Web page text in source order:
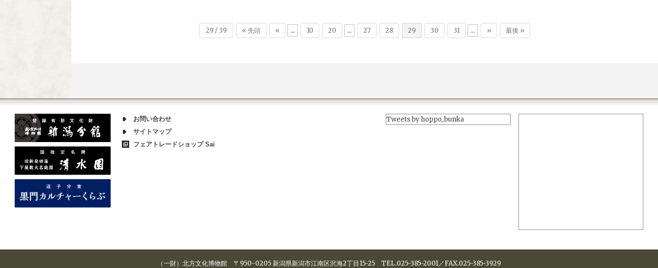
29 / 39 « 先頭 « ... 10 20 ... 27 28 29 30 31 ... » 最後 »
お問い合わせ
サイトマップ
フェアトレードショップ Sai
Tweets by hoppo_bunka
（一財）北方文化博物館 〒950-0205 新潟県新潟市江南区沢海2丁目15-25 TEL.025-385-2001／FAX.025-385-3929